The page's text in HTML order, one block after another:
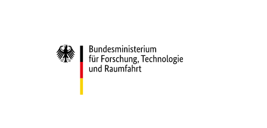
(Eingabetaste)
(Eingabetaste)
(Eingabetaste)
Bundesministerium